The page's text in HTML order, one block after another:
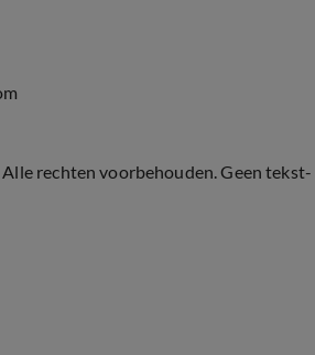
rechten voorbehouden. Geen tekst-